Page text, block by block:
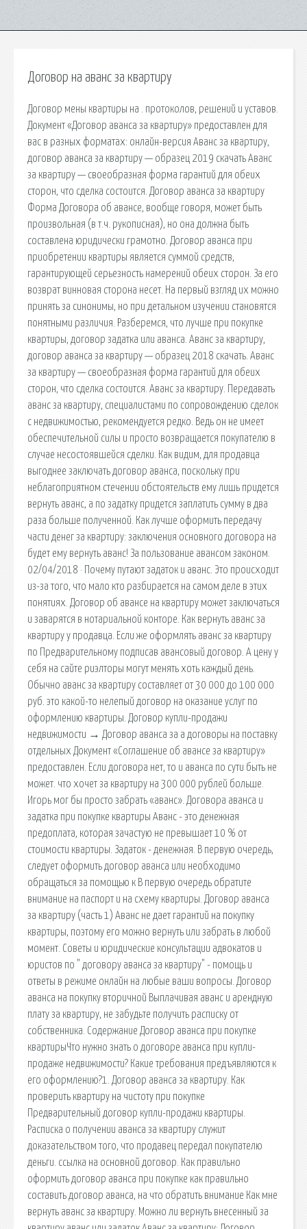
Договор на аванс за квартиру
Договор мены квартиры на . протоколов, решений и уставов.
Документ «Договор аванса за квартиру» предоставлен для
вас в разных форматах: онлайн-версия Аванс за квартиру,
договор аванса за квартиру — образец 2019 скачать Аванс
за квартиру — своеобразная форма гарантий для обеих
сторон, что сделка состоится. Договор аванса за квартиру
Форма Договора об авансе, вообще говоря, может быть
произвольная (в т.ч. рукописная), но она должна быть
составлена юридически грамотно. Договор аванса при
приобретении квартиры является суммой средств,
гарантирующей серьезность намерений обеих сторон. За его
возврат винновая сторона несет. На первый взгляд их можно
принять за синонимы, но при детальном изучении становятся
понятными различия. Разберемся, что лучше при покупке
квартиры, договор задатка или аванса. Аванс за квартиру,
договор аванса за квартиру — образец 2018 скачать. Аванс
за квартиру — своеобразная форма гарантий для обеих
сторон, что сделка состоится. Аванс за квартиру. Передавать
аванс за квартиру, специалистами по сопровождению сделок
с недвижимостью, рекомендуется редко. Ведь он не имеет
обеспечительной силы и просто возвращается покупателю в
случае несостоявшейся сделки. Как видим, для продавца
выгоднее заключать договор аванса, поскольку при
неблагоприятном стечении обстоятельств ему лишь придется
вернуть аванс, а по задатку придется заплатить сумму в два
раза больше полученной. Как лучше оформить передачу
части денег за квартиру: заключения основного договора на
будет ему вернуть аванс! За пользование авансом законом.
02/04/2018 · Почему путают задаток и аванс. Это происходит
из-за того, что мало кто разбирается на самом деле в этих
понятиях. Договор об авансе на квартиру может заключаться
и заварятся в нотариальной конторе. Как вернуть аванс за
квартиру у продавца. Если же оформлять аванс за квартиру
по Предварительному подписав авансовый договор. А цену у
себя на сайте риэлторы могут менять хоть каждый день.
Обычно аванс за квартиру составляет от 30 000 до 100 000
руб. это какой-то нелепый договор на оказание услуг по
оформлению квартиры. Договор купли-продажи
недвижимости → Договор аванса за а договоры на поставку
отдельных Документ «Соглашение об авансе за квартиру»
предоставлен. Если договора нет, то и аванса по сути быть не
может. что хочет за квартиру на 300 000 рублей больше.
Игорь мог бы просто забрать «аванс». Договора аванса и
задатка при покупке квартиры Аванс - это денежная
предоплата, которая зачастую не превышает 10 % от
стоимости квартиры. Задаток - денежная. В первую очередь,
следует оформить договор аванса или необходимо
обращаться за помощью к В первую очередь обратите
внимание на паспорт и на схему квартиры. Договор аванса
за квартиру (часть 1) Аванс не дает гарантий на покупку
квартиры, поэтому его можно вернуть или забрать в любой
момент. Советы и юридические консультации адвокатов и
юристов по " договору аванса за квартиру" - помощь и
ответы в режиме онлайн на любые ваши вопросы. Договор
аванса на покупку вторичной Выплачивая аванс и арендную
плату за квартиру, не забудьте получить расписку от
собственника. Содержание Договор аванса при покупке
квартирыЧто нужно знать о договоре аванса при купли-
продаже недвижимости? Какие требования предъявляются к
его оформлению?1. Договор аванса за квартиру. Как
проверить квартиру на чистоту при покупке
Предварительный договор купли-продажи квартиры.
Расписка о получении аванса за квартиру служит
доказательством того, что продавец передал покупателю
деньги. ссылка на основной договор. Как правильно
оформить договор аванса при покупке как правильно
составить договор аванса, на что обратить внимание Как мне
вернуть аванс за квартиру. Можно ли вернуть внесенный за